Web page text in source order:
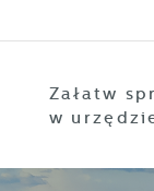
Załatw
w